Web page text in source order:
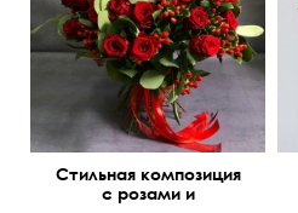
цветов
Стильная композиция
с розами и